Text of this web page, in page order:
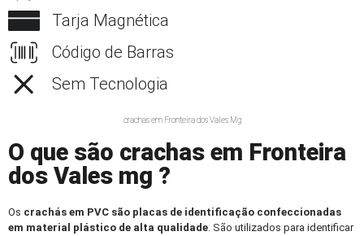
Tarja Magnética
Código de Barras
Sem Tecnologia
crachas em Fronteira dos Vales Mg
O que são crachas em Fronteira
dos Vales mg ?
Os crachás em PVC são placas de identificação confeccionadas
em material plástico de alta qualidade. São utilizados para identificar